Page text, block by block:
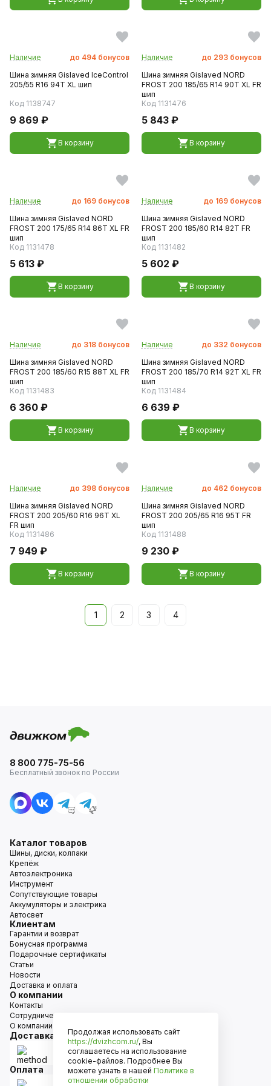
Наличие до 494 бонусов
Шина зимняя Gislaved IceControl
205/55 R16 94T XL шип
Код 1138747
9 869 ₽
В корзину
Наличие до 293 бонусов
Шина зимняя Gislaved NORD
FROST 200 185/65 R14 90T XL FR
шип
Код 1131476
5 843 ₽
В корзину
Наличие до 169 бонусов
Шина зимняя Gislaved NORD
FROST 200 175/65 R14 86T XL FR
шип
Код 1131478
5 613 ₽
В корзину
Наличие до 169 бонусов
Шина зимняя Gislaved NORD
FROST 200 185/60 R14 82T FR
шип
Код 1131482
5 602 ₽
В корзину
Наличие до 318 бонусов
Шина зимняя Gislaved NORD
FROST 200 185/60 R15 88T XL FR
шип
Код 1131483
6 360 ₽
В корзину
Наличие до 332 бонусов
Шина зимняя Gislaved NORD
FROST 200 185/70 R14 92T XL FR
шип
Код 1131484
6 639 ₽
В корзину
Наличие до 398 бонусов
Шина зимняя Gislaved NORD
FROST 200 205/60 R16 96T XL
FR шип
Код 1131486
7 949 ₽
В корзину
Наличие до 462 бонусов
Шина зимняя Gislaved NORD
FROST 200 205/65 R16 95T FR
шип
Код 1131488
9 230 ₽
В корзину
1 2 3 4
8 800 775-75-56
Бесплатный звонок по России
Каталог товаров
Шины, диски, колпаки
Крепёж
Автоэлектроника
Инструмент
Сопутствующие товары
Аккумуляторы и электрика
Автосвет
Клиентам
Гарантии и возврат
Бонусная программа
Подарочные сертификаты
Статьи
Новости
Доставка и оплата
О компании
Контакты
Сотрудничество
О компании
Доставка
Оплата
Продолжая использовать сайт
https://dvizhcom.ru/, Вы
соглашаетесь на использование
cookie-файлов. Подробнее Вы
можете узнать в нашей Политике в
отношении обработки